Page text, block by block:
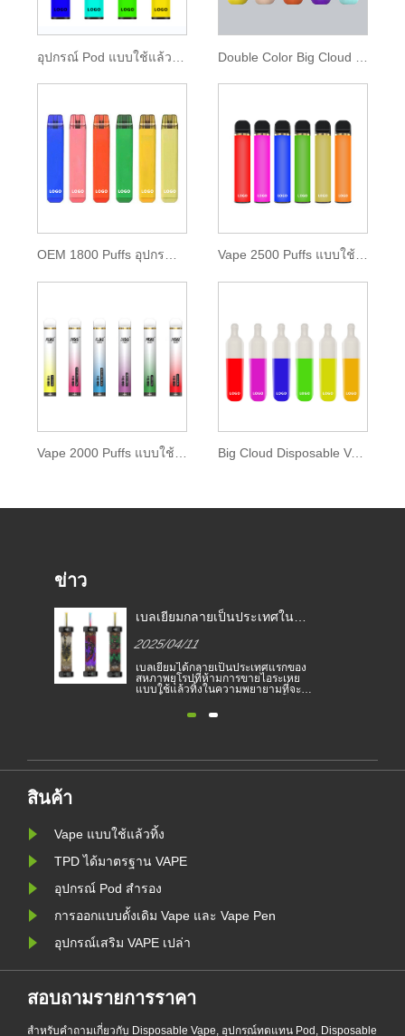
OEM 1800 Puffs อุปกรณ์ POD แบบใช้แล้วทิ้ง Vape 2500 Puffs แบบใช้แล้วทิ้งพร้อม E-liquid 9.5ml
Vape 2000 Puffs แบบใช้แล้วทิ้งพร้อม Zenwi E-liquid Big Cloud Disposable Vape 2000 พัฟ
ข่าว
เบลเยียมกลายเป็นประเทศใน
อิเล็กทรอนิกส์ที่ใช้แล้วทิ้ง
2025/04/11
เบลเยียมได้กลายเป็นประเทศแรกของ
สหภาพยุโรปที่ห้ามการขายไอระเหย
แบบใช้แล้วทิ้งในความพยายามที่จะ
และเพื่อปกป้องสิ่งแวดล้อม การขาย
บุหรี่อิเล็กทรอนิกส์แบบใช้แล้วทิ้งถูก
ค......
สินค้า
Vape แบบใช้แล้วทิ้ง
TPD ได้มาตรฐาน VAPE
อุปกรณ์ Pod สำรอง
การออกแบบดั้งเดิม Vape และ Vape Pen
อุปกรณ์เสริม VAPE เปล่า
สอบถามรายการราคา
สำหรับคำถามเกี่ยวกับ Disposable Vape, อุปกรณ์ทดแทน Pod, Disposable